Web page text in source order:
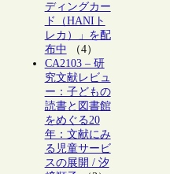
ディングカー
ド（HANIト
レカ）」を配
布中 （4）
CA2103 – 研
究文献レビュ
ー：子どもの
読書と図書館
をめぐる20
年：文献にみ
る児童サービ
スの展開 / 汐